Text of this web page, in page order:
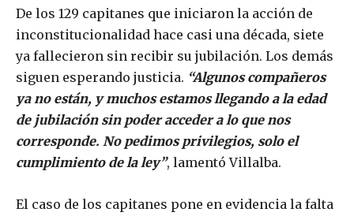
De los 129 capitanes que iniciaron la acción de
inconstitucionalidad hace casi una década, siete
ya fallecieron sin recibir su jubilación. Los demás
siguen esperando justicia. “Algunos compañeros
ya no están, y muchos estamos llegando a la edad
de jubilación sin poder acceder a lo que nos
corresponde. No pedimos privilegios, solo el
cumplimiento de la ley”, lamentó Villalba.
El caso de los capitanes pone en evidencia la falta